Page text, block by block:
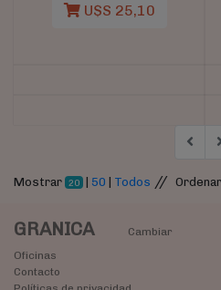
U$S 25,10
Mostrar 20 | 50 | Todos // Ordenar
GRANICA
Cambiar
Oficinas
Contacto